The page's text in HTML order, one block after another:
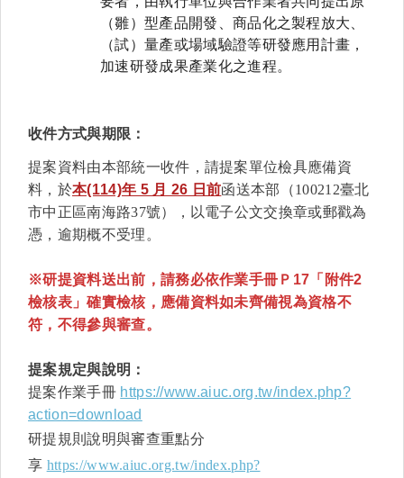
（雛）型產品開發、商品化之製程放大、
（試）量產或場域驗證等研發應用計畫，
加速研發成果產業化之進程。
收件方式與期限：
提案資料由本部統一收件，請提案單位檢具應備資
料，於本(114)年 5 月 26 日前函送本部（100212臺北
市中正區南海路37號）
，以電子公文交換章或郵戳為
憑，逾期概不受理。
※研提資料送出前，請務必依作業手冊Ｐ17「附件2
檢核表」確實檢核， 應備資料如未齊備視為資格不
符 ，不得參與審查。
提案規定與說明：
提案作業手冊 https://www.aiuc.org.tw/index.php?
action=download
研提規則說明與審查重點分
享 https://www.aiuc.org.tw/index.php?